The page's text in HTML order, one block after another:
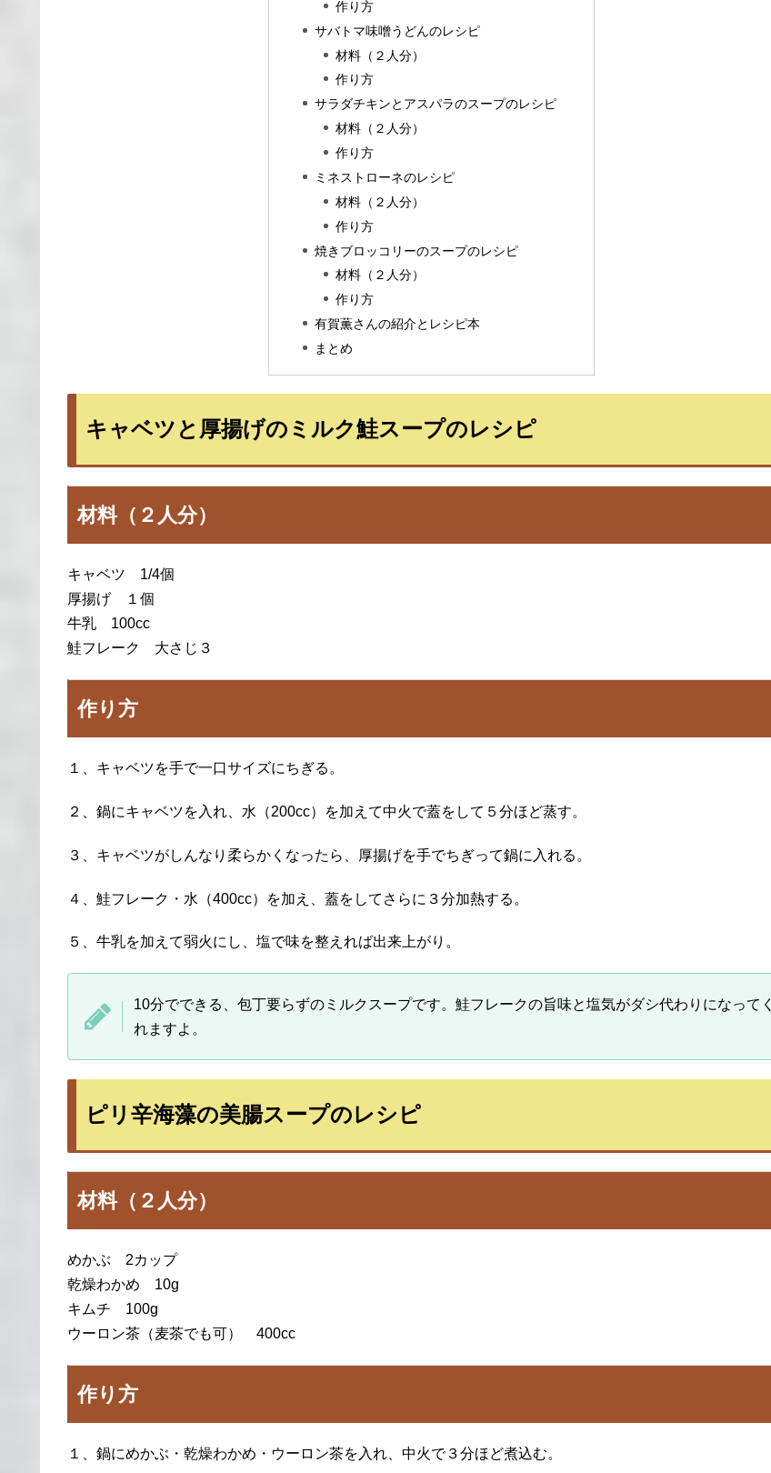
作り方
サバトマ味噌うどんのレシピ
材料（２人分）
作り方
サラダチキンとアスパラのスープのレシピ
材料（２人分）
作り方
ミネストローネのレシピ
材料（２人分）
作り方
焼きブロッコリーのスープのレシピ
材料（２人分）
作り方
有賀薫さんの紹介とレシピ本
まとめ
キャベツと厚揚げのミルク鮭スープのレシピ
材料（２人分）
キャベツ 1/4個
厚揚げ １個
牛乳 100cc
鮭フレーク 大さじ３
作り方
１、キャベツを手で一口サイズにちぎる。
２、鍋にキャベツを入れ、水（200cc）を加えて中火で蓋をして５分ほど蒸す。
３、キャベツがしんなり柔らかくなったら、厚揚げを手でちぎって鍋に入れる。
４、鮭フレーク・水（400cc）を加え、蓋をしてさらに３分加熱する。
５、牛乳を加えて弱火にし、塩で味を整えれば出来上がり。
10分でできる、包丁要らずのミルクスープです。鮭フレークの旨味と塩気がダシ代わりになってく
れますよ。
ピリ辛海藻の美腸スープのレシピ
材料（２人分）
めかぶ 2カップ
乾燥わかめ 10g
キムチ 100g
ウーロン茶（麦茶でも可） 400cc
作り方
１、鍋にめかぶ・乾燥わかめ・ウーロン茶を入れ、中火で３分ほど煮込む。